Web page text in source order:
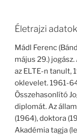
Életrajzi
Mádl Ferenc
május 29.)
az ELTE-n tanult,
oklevelet. 1961-
Összehasonlító
diplomát. Az
(1964), doktora
Akadémia tagja